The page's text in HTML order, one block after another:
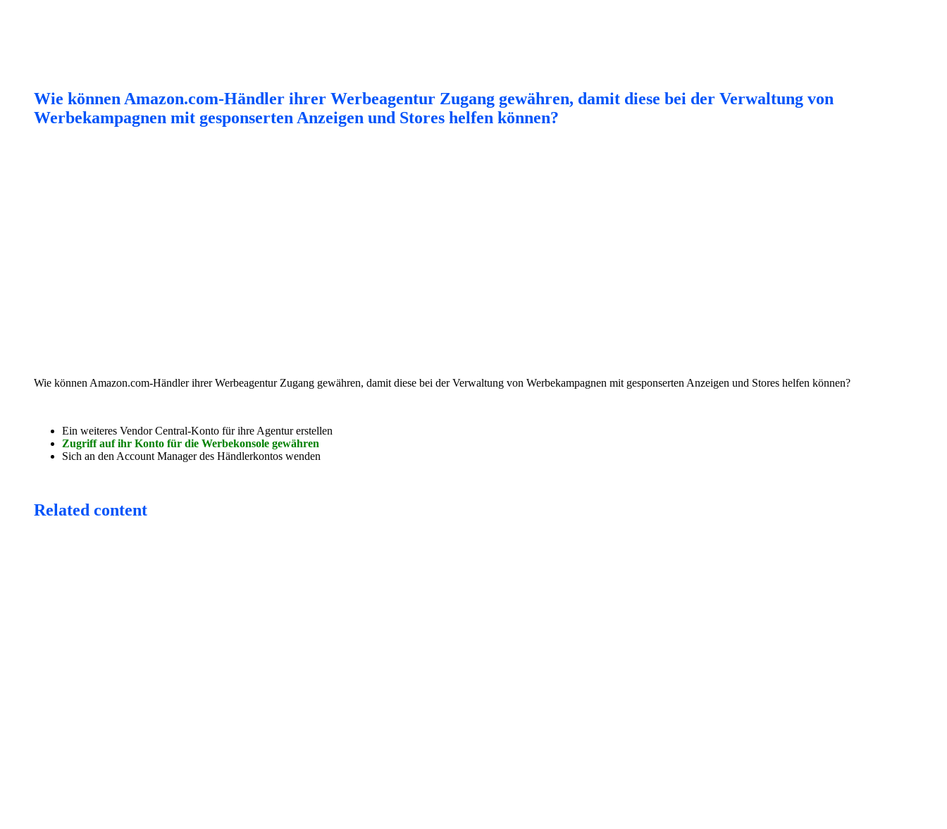
Wie können Amazon.com-Händler ihrer Werbeagentur Zugang gewähren, damit diese bei der Verwaltung von
Werbekampagnen mit gesponserten Anzeigen und Stores helfen können?
Wie können Amazon.com-Händler ihrer Werbeagentur Zugang gewähren, damit diese bei der Verwaltung von Werbekampagnen mit gesponserten Anzeigen und Stores helfen können?
Ein weiteres Vendor Central-Konto für ihre Agentur erstellen
Zugriff auf ihr Konto für die Werbekonsole gewähren
Sich an den Account Manager des Händlerkontos wenden
Related content